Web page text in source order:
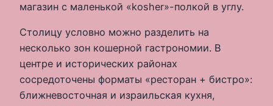
магазин с маленькой «kosher»-полкой в углу.
Столицу условно можно разделить на
несколько зон кошерной гастрономии. В
центре и исторических районах
сосредоточены форматы «ресторан + бистро»:
ближневосточная и израильская кухня,